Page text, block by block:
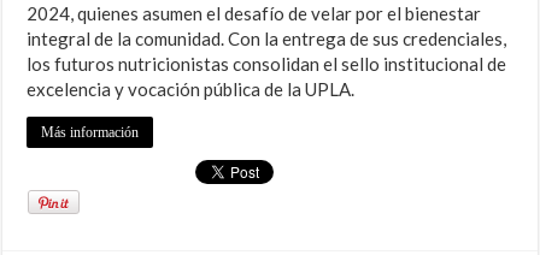
2024, quienes asumen el desafío de velar por el bienestar
integral de la comunidad. Con la entrega de sus credenciales,
los futuros nutricionistas consolidan el sello institucional de
excelencia y vocación pública de la UPLA.
Más información